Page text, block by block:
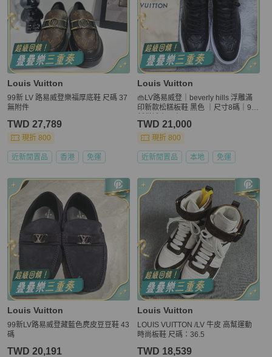
Louis Vuitton
99新 LV 路易威登樂福厚底鞋 尺碼 37
無附件
TWD 27,789
現折 800
近新閒置品 香港 免運
Louis Vuitton
👜LV路易威登｜beverly hills 浮雕滿
印新款松糕板鞋 黑色 ｜尺寸8碼｜99
TWD 21,000
現折 800
近新閒置品 本地 免運
Louis Vuitton
99新LV路易威登藏藍色麂皮豆豆鞋 43
碼
TWD 20,191
Louis Vuitton
LOUIS VUITTON /LV 牛皮 高幫運動
時尚板鞋 尺碼：36.5
TWD 18,539